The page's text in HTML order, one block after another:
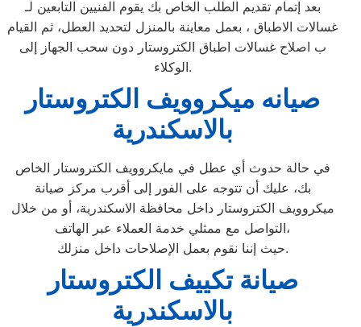
بعد إتمام تقديم الطلب الخاص بك يقوم الفنيين التابعين لـ
غسالات الاطباق ، بعمل معاينة بالمنزل لتحديد العطل، ثم القيام
ب اصلاح غسالات اطباق الكتروستار دون سحب الجهاز إلى
الوكلاء.
صيانه ميكروويف الكتروستار
بالاسكندرية
في حالة حدوث أي عطل في مايكروويف الكتروستار الخاص
بك، عليك أن تتوجه على الفور إلى أقرب مركز صيانة
ميكروويف الكتروستار داخل محافظة الاسكندرية، أو من خلال
التواصل مع ممثلي خدمة العملاء عبر الهاتف،
حيث إننا نقوم بعمل الإصلاحات داخل منزلك.
صيانة تكييف الكتروستار
بالاسكندرية